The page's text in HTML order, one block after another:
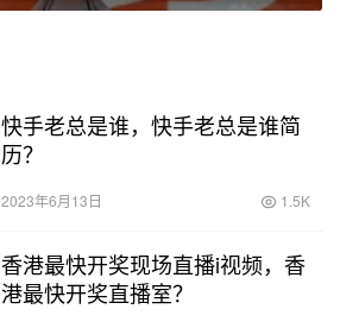
快手老总是谁，快手老总是谁简
历？
2023年6月13日 1.5K
香港最快开奖现场直播i视频，香
港最快开奖直播室？